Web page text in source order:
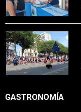
GASTRONOMÍA